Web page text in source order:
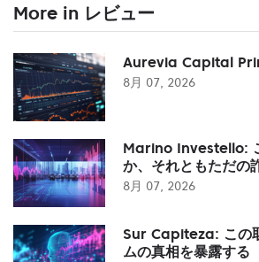
More in レビュー
Aurevia Capital
8月 07, 2026
Marino Investello:
か、それともただの
8月 07, 2026
Sur Capiteza: この
ムの真相を暴露する